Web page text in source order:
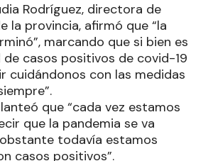
Rodríguez, directora de
la provincia, afirmó que “la
marcando que si bien es
casos positivos de covid-19
cuidándonos con las medidas
que “cada vez estamos
que la pandemia se va
todavía estamos
casos positivos”.